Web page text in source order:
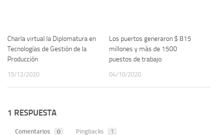
Charla virtual la Diplomatura en
Tecnologías de Gestión de la
Producción
15/12/2020
Los puertos generaron $ 815
millones y más de 1500
puestos de trabajo
04/10/2020
1 RESPUESTA
Comentarios 0 Pingbacks 1